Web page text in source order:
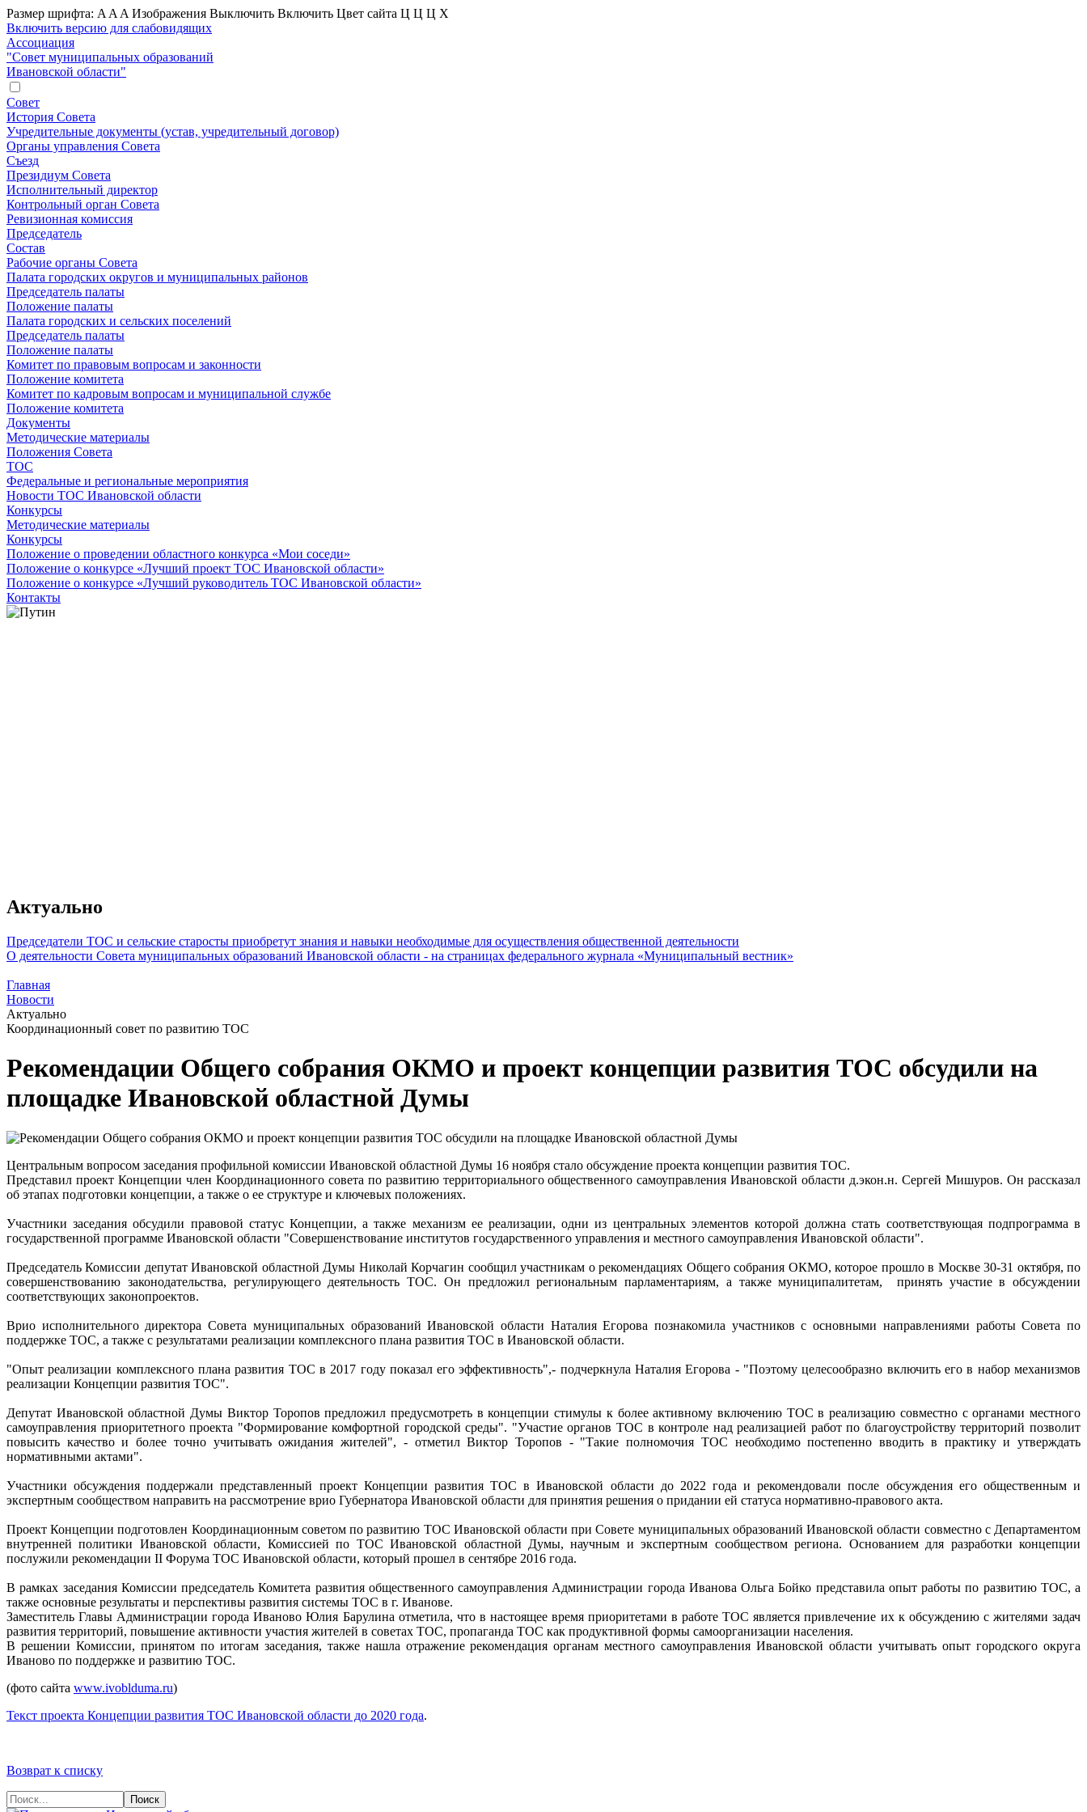
Размер шрифта: A A A Изображения Выключить Включить Цвет сайта Ц Ц Ц Х
Включить версию для слабовидящих
Ассоциация
"Совет муниципальных образований
Ивановской области"
Совет
История Совета
Учредительные документы (устав, учредительный договор)
Органы управления Совета
Съезд
Президиум Совета
Исполнительный директор
Контрольный орган Совета
Ревизионная комиссия
Председатель
Состав
Рабочие органы Совета
Палата городских округов и муниципальных районов
Председатель палаты
Положение палаты
Палата городских и сельских поселений
Председатель палаты
Положение палаты
Комитет по правовым вопросам и законности
Положение комитета
Комитет по кадровым вопросам и муниципальной службе
Положение комитета
Документы
Методические материалы
Положения Совета
ТОС
Федеральные и региональные мероприятия
Новости ТОС Ивановской области
Конкурсы
Методические материалы
Конкурсы
Положение о проведении областного конкурса «Мои соседи»
Положение о конкурсе «Лучший проект ТОС Ивановской области»
Положение о конкурсе «Лучший руководитель ТОС Ивановской области»
Контакты
Актуально
Председатели ТОС и сельские старосты приобретут знания и навыки необходимые для осуществления общественной деятельности
О деятельности Совета муниципальных образований Ивановской области - на страницах федерального журнала «Муниципальный вестник»
Главная
Новости
Актуально
Координационный совет по развитию ТОС
Рекомендации Общего собрания ОКМО и проект концепции развития ТОС обсудили на
площадке Ивановской областной Думы
Центральным вопросом заседания профильной комиссии Ивановской областной Думы 16 ноября стало обсуждение проекта концепции развития ТОС.
Представил проект Концепции член Координационного совета по развитию территориального общественного самоуправления Ивановской области д.экон.н. Сергей Мишуров. Он рассказал
об этапах подготовки концепции, а также о ее структуре и ключевых положениях.
Участники заседания обсудили правовой статус Концепции, а также механизм ее реализации, одни из центральных элементов которой должна стать соответствующая подпрограмма в
государственной программе Ивановской области "Совершенствование институтов государственного управления и местного самоуправления Ивановской области".
Председатель Комиссии депутат Ивановской областной Думы Николай Корчагин сообщил участникам о рекомендациях Общего собрания ОКМО, которое прошло в Москве 30-31 октября, по
совершенствованию законодательства, регулирующего деятельность ТОС. Он предложил региональным парламентариям, а также муниципалитетам, принять участие в обсуждении
соответствующих законопроектов.
Врио исполнительного директора Совета муниципальных образований Ивановской области Наталия Егорова познакомила участников с основными направлениями работы Совета по
поддержке ТОС, а также с результатами реализации комплексного плана развития ТОС в Ивановской области.
"Опыт реализации комплексного плана развития ТОС в 2017 году показал его эффективность",- подчеркнула Наталия Егорова - "Поэтому целесообразно включить его в набор механизмов
реализации Концепции развития ТОС".
Депутат Ивановской областной Думы Виктор Торопов предложил предусмотреть в концепции стимулы к более активному включению ТОС в реализацию совместно с органами местного
самоуправления приоритетного проекта "Формирование комфортной городской среды". "Участие органов ТОС в контроле над реализацией работ по благоустройству территорий позволит
повысить качество и более точно учитывать ожидания жителей", - отметил Виктор Торопов - "Такие полномочия ТОС необходимо постепенно вводить в практику и утверждать
нормативными актами".
Участники обсуждения поддержали представленный проект Концепции развития ТОС в Ивановской области до 2022 года и рекомендовали после обсуждения его общественным и
экспертным сообществом направить на рассмотрение врио Губернатора Ивановской области для принятия решения о придании ей статуса нормативно-правового акта.
Проект Концепции подготовлен Координационным советом по развитию ТОС Ивановской области при Совете муниципальных образований Ивановской области совместно с Департаментом
внутренней политики Ивановской области, Комиссией по ТОС Ивановской областной Думы, научным и экспертным сообществом региона. Основанием для разработки концепции
послужили рекомендации II Форума ТОС Ивановской области, который прошел в сентябре 2016 года.
В рамках заседания Комиссии председатель Комитета развития общественного самоуправления Администрации города Иванова Ольга Бойко представила опыт работы по развитию ТОС, а
также основные результаты и перспективы развития системы ТОС в г. Иванове.
Заместитель Главы Администрации города Иваново Юлия Барулина отметила, что в настоящее время приоритетами в работе ТОС является привлечение их к обсуждению с жителями задач
развития территорий, повышение активности участия жителей в советах ТОС, пропаганда ТОС как продуктивной формы самоорганизации населения.
В решении Комиссии, принятом по итогам заседания, также нашла отражение рекомендация органам местного самоуправления Ивановской области учитывать опыт городского округа
Иваново по поддержке и развитию ТОС.
(фото сайта www.ivoblduma.ru)
Текст проекта Концепции развития ТОС Ивановской области до 2020 года.
Возврат к списку